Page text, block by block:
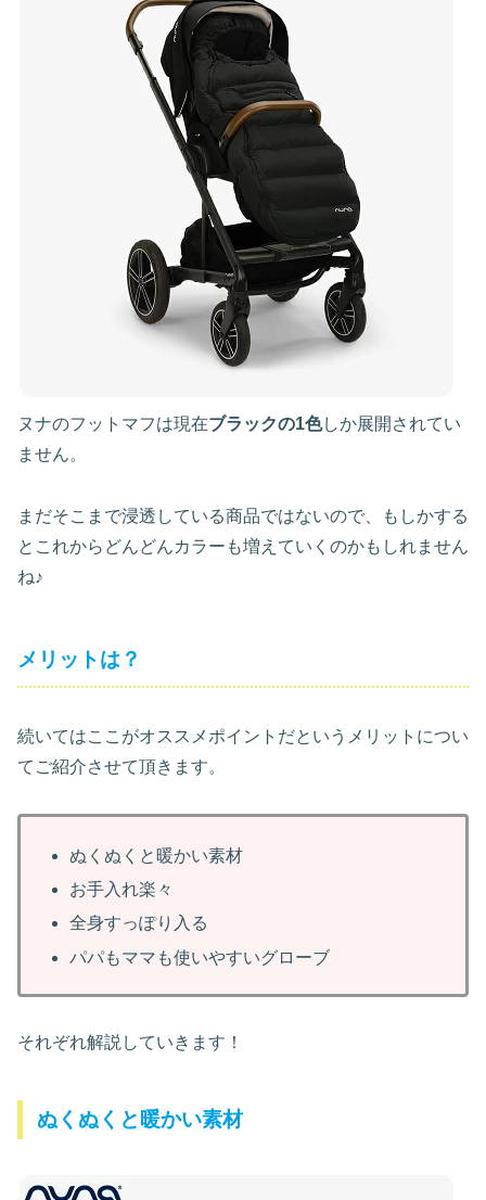
ヌナのフットマフは現在ブラックの1色しか展開されてい
ません。
まだそこまで浸透している商品ではないので、もしかする
とこれからどんどんカラーも増えていくのかもしれません
ね♪
メリットは？
続いてはここがオススメポイントだというメリットについ
てご紹介させて頂きます。
ぬくぬくと暖かい素材
お手入れ楽々
全身すっぽり入る
パパもママも使いやすいグローブ
それぞれ解説していきます！
ぬくぬくと暖かい素材